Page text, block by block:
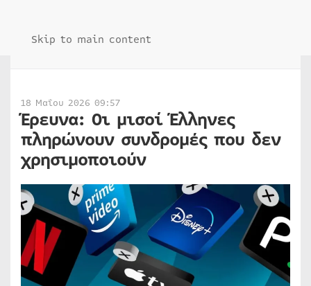
Skip to main content
18 Μαΐου 2026 09:57
Έρευνα: Οι μισοί Έλληνες
πληρώνουν συνδρομές που δεν
χρησιμοποιούν